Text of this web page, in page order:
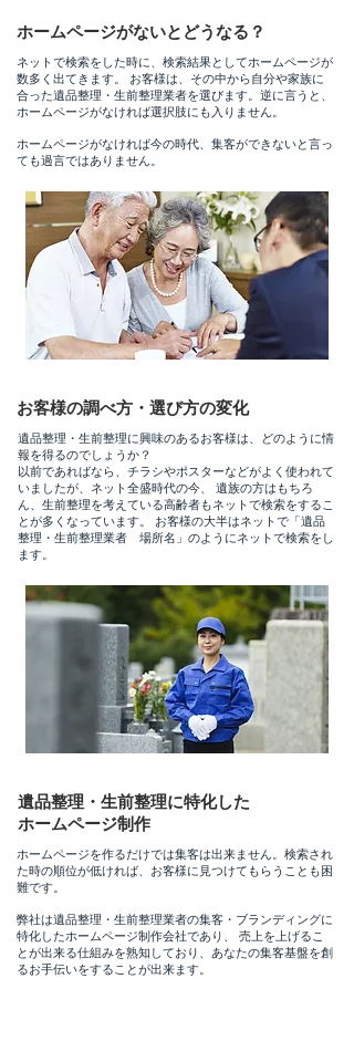
お客様の調べ方・選び方の変化
遺品整理・生前整理に興味のあるお客様は、どのように情
報を得るのでしょうか？ ​
以前であればなら、チラシやポスターなどがよく使われて
いましたが、ネット全盛時代の今、 遺族の方はもちろ
ん、生前整理を考えている高齢者もネットで検索をするこ
とが多くなっています。 お客様の大半はネットで「遺品
整理・生前整理業者 場所名」のようにネットで検索をし
ます。
ホームページがないとどうなる？
ネットで検索をした時に、検索結果としてホームページが
数多く出てきます。 お客様は、その中から自分や家族に
合った遺品整理・生前整理業者を選びます。​逆に言うと、
ホームページがなければ選択肢にも入りません。
ホームページがなければ今の時代、集客ができないと言っ
ても過言ではありません。
遺品整理・生前整理に特化した
ホームページ制作
ホームページを作るだけでは集客は出来ません。検索され
た時の順位が低ければ、お客様に見つけてもらうことも困
難です。
弊社は遺品整理・生前整理業者の集客・ブランディングに
特化したホームページ制作会社であり、 売上を上げるこ
とが出来る仕組みを熟知しており、あなたの集客基盤を創
るお手伝いをすることが出来ます。